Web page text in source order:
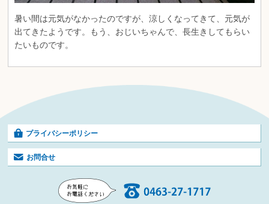
暑い間は元気がなかったのですが、涼しくなってきて、元気が
出てきたようです。もう、おじいちゃんで、長生きしてもらい
たいものです。
プライバシーポリシー
お問合せ